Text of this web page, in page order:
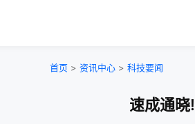
首页 > 资讯中心 > 科技要闻
速成通晓